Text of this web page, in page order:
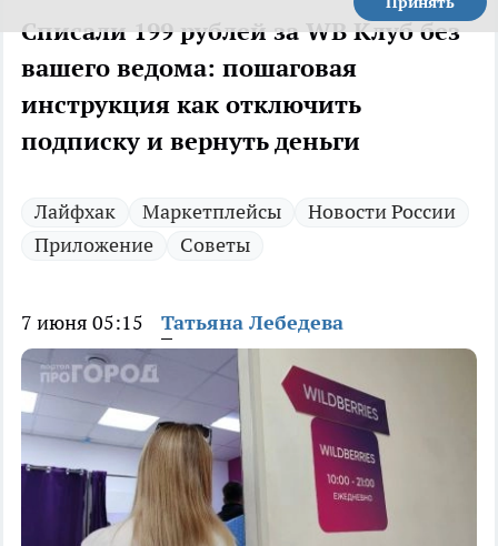
Списали 199 рублей за WB Клуб без
вашего ведома: пошаговая
инструкция как отключить
подписку и вернуть деньги
Лайфхак Маркетплейсы
Новости России
Приложение
Советы
7 июня 05:15 Татьяна Лебедева